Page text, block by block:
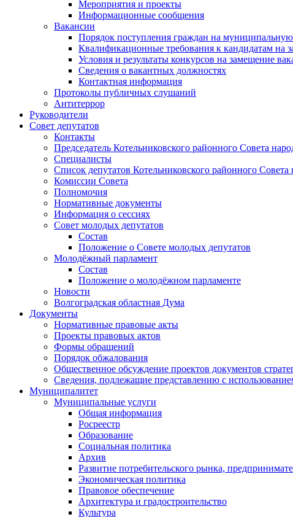
Мероприятия и проекты
Информационные сообщения
Вакансии
Порядок поступления граждан на
Квалификационные требования к кандидатам на
Условия и результаты конкурсов на замещение
Сведения о вакантных должностях
Контактная информация
Протоколы публичных слушаний
Антитеррор
Руководители
Совет депутатов
Контакты
Председатель Котельниковского районного Совета
Специалисты
Список депутатов Котельниковского районного
Комиссии Совета
Полномочия
Нормативные документы
Информация о сессиях
Совет молодых депутатов
Состав
Положение о Совете молодых депутатов
Молодёжный парламент
Состав
Положение о молодёжном парламенте
Новости
Волгоградская областная Дума
Документы
Нормативные правовые акты
Проекты правовых актов
Формы обращений
Порядок обжалования
Общественное обсуждение проектов документов
Сведения, подлежащие представлению с
Муниципалитет
Муниципальные услуги
Общая информация
Росреестр
Образование
Социальная политика
Архив
Развитие потребительского рынка,
Экономическая политика
Правовое обеспечение
Архитектура и градостроительство
Культура